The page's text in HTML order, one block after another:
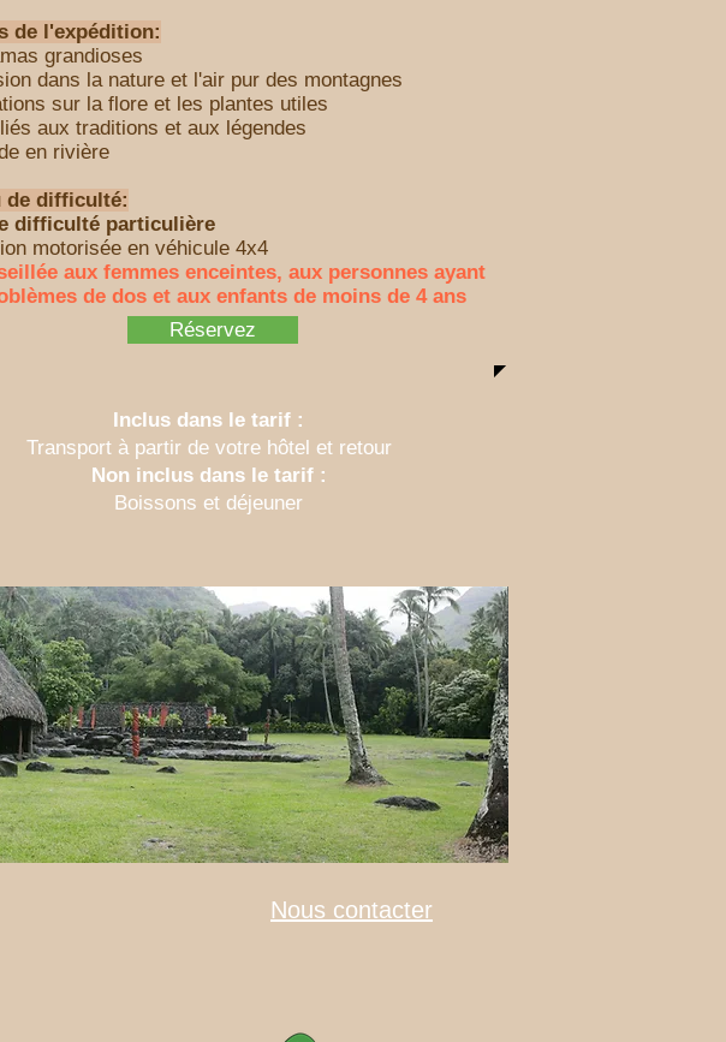
de l'expédition:
grandioses
dans la nature et l'air pur des montagnes
sur la flore et les plantes utiles
aux traditions et aux légendes
en rivière
de difficulté:
difficulté particulière
motorisée en véhicule 4x4
aux femmes enceintes, aux personnes ayant
de dos et aux enfants de moins de 4 ans
Réservez
Inclus dans le tarif :
Transport à partir de votre hôtel et retour
Non inclus dans le tarif :
Boissons et déjeuner
Nous contacter